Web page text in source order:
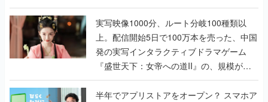
『TATSUJIN EXTREME』で初タッグを組
んだレジェンド2人に訊く開発秘話
実写映像1000分、ルート分岐100種類以
上。配信開始5日で100万本を売った、中国
発の実写インタラクティブドラマゲーム
『盛世天下：女帝への道II』の、規模が違
うこだわりをプロデューサーに聞いた
半年でアプリストアをオープン？ スマホア